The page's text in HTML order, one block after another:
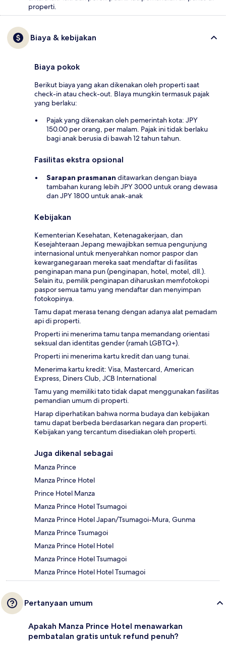
properti.
Biaya & kebijakan
Biaya pokok
Berikut biaya yang akan dikenakan oleh properti saat
check-in atau check-out. BIaya mungkin termasuk pajak
yang berlaku:
Pajak yang dikenakan oleh pemerintah kota: JPY
150.00 per orang, per malam. Pajak ini tidak berlaku
bagi anak berusia di bawah 12 tahun tahun.
Fasilitas ekstra opsional
Sarapan prasmanan ditawarkan dengan biaya
tambahan kurang lebih JPY 3000 untuk orang dewasa
dan JPY 1800 untuk anak-anak
Kebijakan
Kementerian Kesehatan, Ketenagakerjaan, dan
Kesejahteraan Jepang mewajibkan semua pengunjung
internasional untuk menyerahkan nomor paspor dan
kewarganegaraan mereka saat mendaftar di fasilitas
penginapan mana pun (penginapan, hotel, motel, dll.).
Selain itu, pemilik penginapan diharuskan memfotokopi
paspor semua tamu yang mendaftar dan menyimpan
fotokopinya.
Tamu dapat merasa tenang dengan adanya alat pemadam
api di properti.
Properti ini menerima tamu tanpa memandang orientasi
seksual dan identitas gender (ramah LGBTQ+).
Properti ini menerima kartu kredit dan uang tunai.
Menerima kartu kredit: Visa, Mastercard, American
Express, Diners Club, JCB International
Tamu yang memiliki tato tidak dapat menggunakan fasilitas
pemandian umum di properti.
Harap diperhatikan bahwa norma budaya dan kebijakan
tamu dapat berbeda berdasarkan negara dan properti.
Kebijakan yang tercantum disediakan oleh properti.
Juga dikenal sebagai
Manza Prince
Manza Prince Hotel
Prince Hotel Manza
Manza Prince Hotel Tsumagoi
Manza Prince Hotel Japan/Tsumagoi-Mura, Gunma
Manza Prince Tsumagoi
Manza Prince Hotel Hotel
Manza Prince Hotel Tsumagoi
Manza Prince Hotel Hotel Tsumagoi
Pertanyaan umum
Apakah Manza Prince Hotel menawarkan
pembatalan gratis untuk refund penuh?